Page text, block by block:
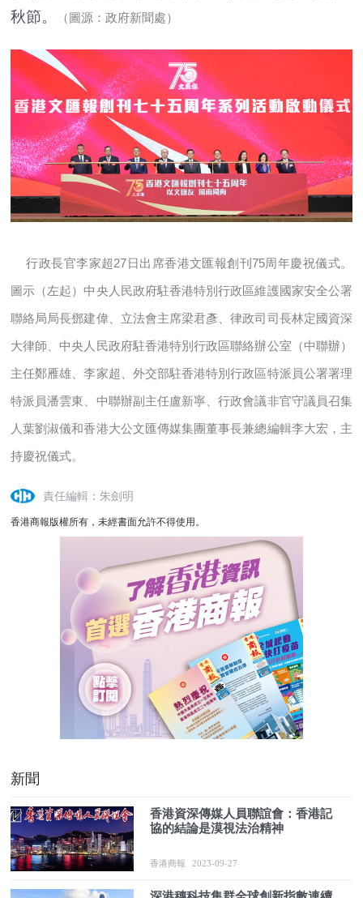
秋節。
（圖源：政府新聞處）
行政長官李家超27日出席香港文匯報創刊75周年慶祝儀式。
圖示（左起）中央人民政府駐香港特別行政區維護國家安全公署
聯絡局局長鄧建偉、立法會主席梁君彥、律政司司長林定國資深
大律師、中央人民政府駐香港特別行政區聯絡辦公室（中聯辦）
主任鄭雁雄、李家超、外交部駐香港特別行政區特派員公署署理
特派員潘雲東、中聯辦副主任盧新寧、行政會議非官守議員召集
人葉劉淑儀和香港大公文匯傳媒集團董事長兼總編輯李大宏，主
持慶祝儀式。
責任編輯：朱劍明
香港商報版權所有，未經書面允許不得使用。
新聞
香港資深傳媒人員聯誼會：香港記
協的結論是漠視法治精神
香港商報 2023-09-27